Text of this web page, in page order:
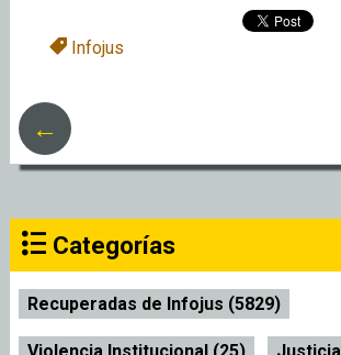
Infojus
←
Categorías
Recuperadas de Infojus (5829)